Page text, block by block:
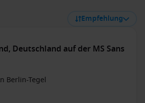
Empfehlung
Deutschland auf der MS Sans
Berlin-Tegel